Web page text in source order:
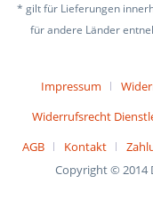
* gilt für Lieferungen
für andere Länder
Impressum
Widerrufsrecht
AGB
Kontakt
Copyright © 2014